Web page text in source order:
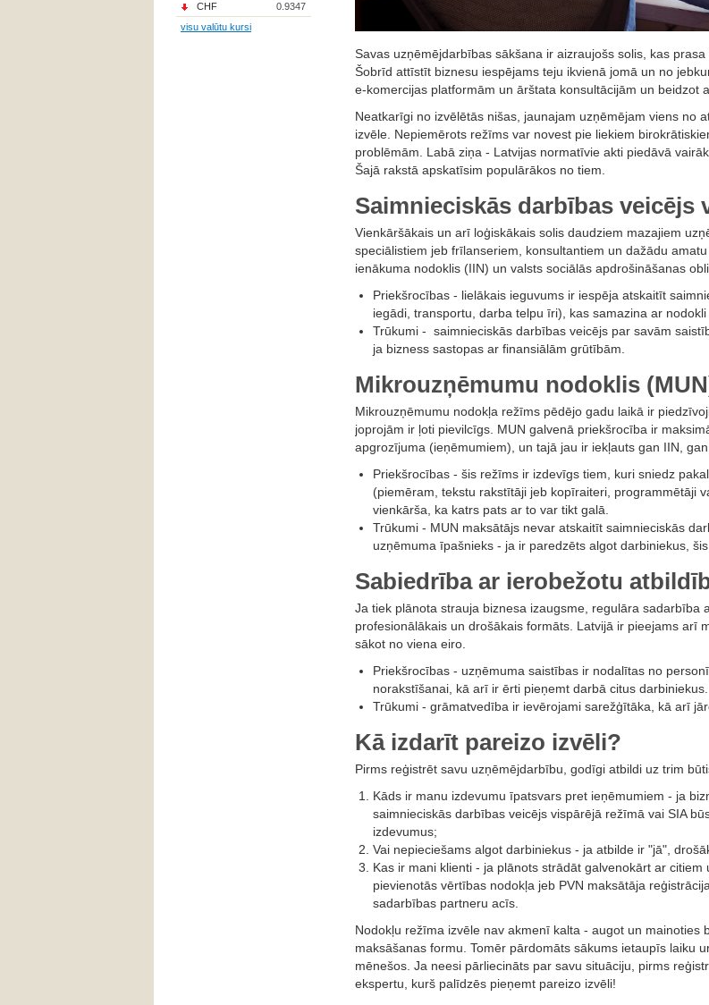
CHF
0.9347
visu valūtu kursi
Savas uzņēmējdarbības sākšana ir aizraujošs solis, kas
Šobrīd attīstīt biznesu iespējams teju ikvienā jomā un no
e-komercijas platformām un ārštata konsultācijām un beidzot
Neatkarīgi no izvēlētās nišas, jaunajam uzņēmējam viens no
izvēle. Nepiemērots režīms var novest pie liekiem
problēmām. Labā ziņa - Latvijas normatīvie akti piedāvā
Šajā rakstā apskatīsim populārākos no tiem.
Saimnieciskās darbības veicējs
Vienkāršākais un arī loģiskākais solis daudziem mazajiem
speciālistiem jeb frīlanseriem, konsultantiem un dažādu
ienākuma nodoklis (IIN) un valsts sociālās apdrošināšanas
Priekšrocības - lielākais ieguvums ir iespēja atskaitīt
iegādi, transportu, darba telpu īri), kas samazina ar
Trūkumi - saimnieciskās darbības veicējs par savām
ja bizness sastopas ar finansiālām grūtībām.
Mikrouzņēmumu nodoklis
Mikrouzņēmumu nodokļa režīms pēdējo gadu laikā ir
joprojām ir ļoti pievilcīgs. MUN galvenā priekšrocība ir
apgrozījuma (ieņēmumiem), un tajā jau ir iekļauts gan IIN,
Priekšrocības - šis režīms ir izdevīgs tiem, kuri sniedz
(piemēram, tekstu rakstītāji jeb kopīraiteri, programmētāji
vienkārša, ka katrs pats ar to var tikt galā.
Trūkumi - MUN maksātājs nevar atskaitīt saimnieciskās
uzņēmuma īpašnieks - ja ir paredzēts algot darbiniekus,
Sabiedrība ar ierobežotu
Ja tiek plānota strauja biznesa izaugsme, regulāra sadarbība
profesionālākais un drošākais formāts. Latvijā ir pieejams arī
sākot no viena eiro.
Priekšrocības - uzņēmuma saistības ir nodalītas no
norakstīšanai, kā arī ir ērti pieņemt darbā citus darbiniekus.
Trūkumi - grāmatvedība ir ievērojami sarežģītāka, kā arī
Kā izdarīt pareizo izvēli?
Pirms reģistrēt savu uzņēmējdarbību, godīgi atbildi uz trim
Kāds ir manu izdevumu īpatsvars pret ieņēmumiem - ja
saimnieciskās darbības veicējs vispārējā režīmā vai SIA
izdevumus;
Vai nepieciešams algot darbiniekus - ja atbilde ir "jā",
Kas ir mani klienti - ja plānots strādāt galvenokārt ar
pievienotās vērtības nodokļa jeb PVN maksātāja
sadarbības partneru acīs.
Nodokļu režīma izvēle nav akmenī kalta - augot un
maksāšanas formu. Tomēr pārdomāts sākums ietaupīs laiku
mēnešos. Ja neesi pārliecināts par savu situāciju, pirms
ekspertu, kurš palīdzēs pieņemt pareizo izvēli!